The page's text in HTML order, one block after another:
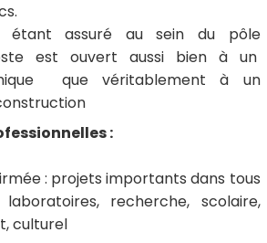
étant assuré au sein du pôle
est ouvert aussi bien à un
que véritablement à un
:
: projets importants dans tous
recherche, scolaire,
culturel